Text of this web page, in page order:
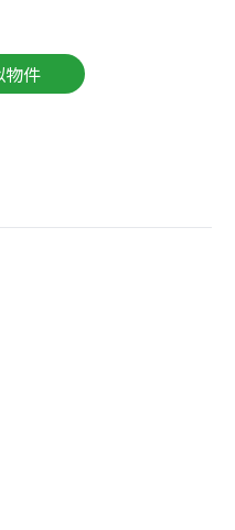
物件